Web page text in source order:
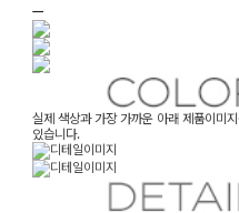
ㅡ
실제 색상과 가장 가까운 아래 제품이미
있습니다.